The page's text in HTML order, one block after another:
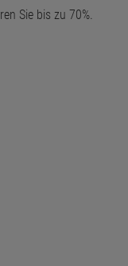
Sie bis zu 70%.